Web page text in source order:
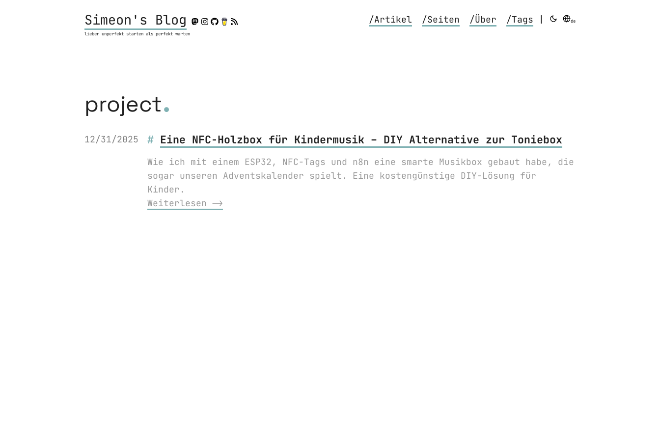
Simeon's Blog
lieber unperfekt starten als perfekt warten
/Artikel /Seiten /Über /Tags de
project.
12/31/2025 Eine NFC-Holzbox für Kindermusik – DIY Alternative zur Toniebox
Wie ich mit einem ESP32, NFC-Tags und n8n eine smarte Musikbox gebaut habe, die
sogar unseren Adventskalender spielt. Eine kostengünstige DIY-Lösung für
Kinder.
Weiterlesen ⟶